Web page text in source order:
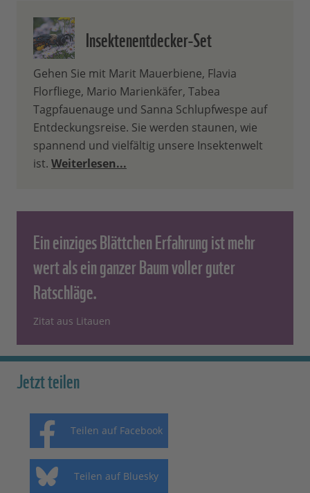
Insektenentdecker-Set
Gehen Sie mit Marit Mauerbiene, Flavia
Florfliege, Mario Marienkäfer, Tabea
Tagpfauenauge und Sanna Schlupfwespe auf
Entdeckungsreise. Sie werden staunen, wie
spannend und vielfältig unsere Insektenwelt
ist. Weiterlesen...
Ein einziges Blättchen Erfahrung ist mehr
wert als ein ganzer Baum voller guter
Ratschläge.
Zitat aus Litauen
Jetzt teilen
Teilen auf Facebook
Teilen auf Bluesky